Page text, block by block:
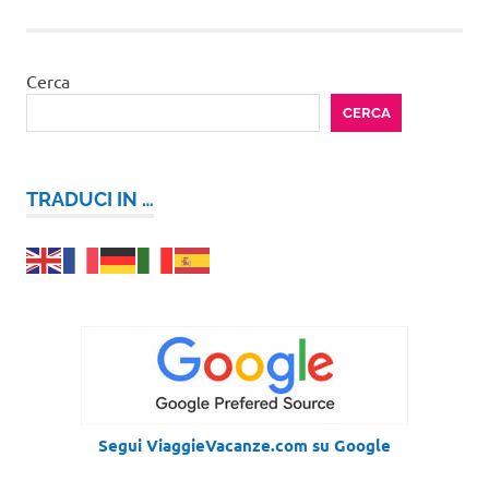
Cerca
CERCA
TRADUCI IN …
Segui ViaggieVacanze.com su Google